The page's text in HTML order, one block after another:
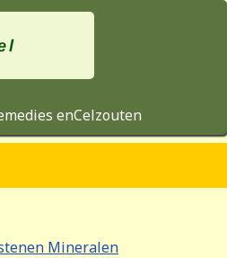
enCelzouten
Mineralen